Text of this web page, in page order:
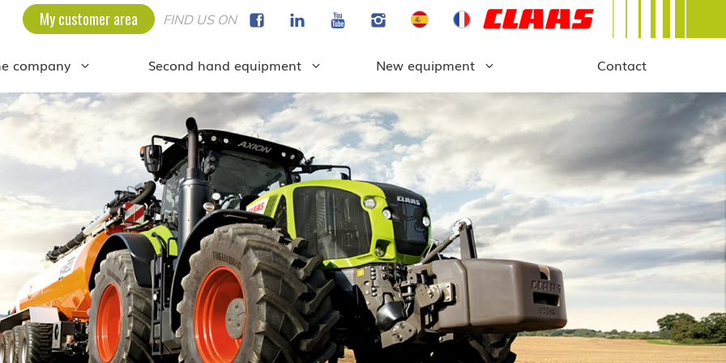
My customer area FIND US ON
company Second hand equipment New equipment Contact